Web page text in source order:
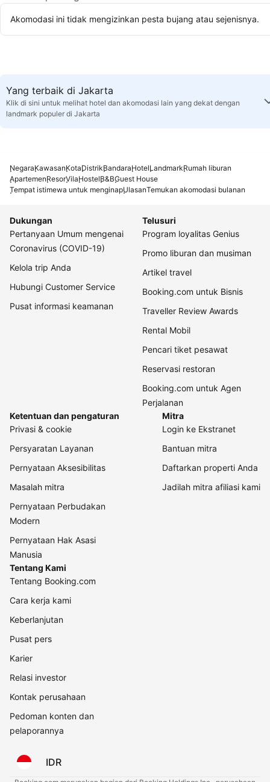
Akomodasi ini tidak mengizinkan pesta bujang atau sejenisnya.
Yang terbaik di Jakarta
Klik di sini untuk melihat hotel dan akomodasi lain yang dekat dengan
landmark populer di Jakarta
NegaraKawasanKotaDistrikBandaraHotelLandmarkRumah liburan
ApartemenResorVilaHostelB&BGuest House
Tempat istimewa untuk menginapUlasanTemukan akomodasi bulanan
Dukungan
Pertanyaan Umum mengenai
Coronavirus (COVID-19)
Kelola trip Anda
Hubungi Customer Service
Pusat informasi keamanan
Telusuri
Program loyalitas Genius
Promo liburan dan musiman
Artikel travel
Booking.com untuk Bisnis
Traveller Review Awards
Rental Mobil
Pencari tiket pesawat
Reservasi restoran
Booking.com untuk Agen
Perjalanan
Ketentuan dan pengaturan
Privasi & cookie
Persyaratan Layanan
Pernyataan Aksesibilitas
Masalah mitra
Pernyataan Perbudakan
Modern
Pernyataan Hak Asasi
Manusia
Mitra
Login ke Ekstranet
Bantuan mitra
Daftarkan properti Anda
Jadilah mitra afiliasi kami
Tentang Kami
Tentang Booking.com
Cara kerja kami
Keberlanjutan
Pusat pers
Karier
Relasi investor
Kontak perusahaan
Pedoman konten dan
pelaporannya
IDR